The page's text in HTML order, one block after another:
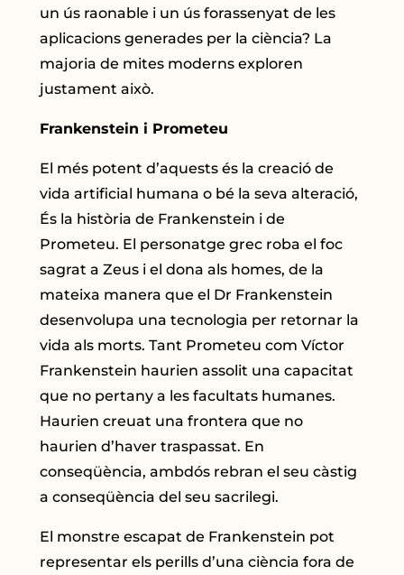
un ús raonable i un ús forassenyat de les
aplicacions generades per la ciència? La
majoria de mites moderns exploren
justament això.
Frankenstein i Prometeu
El més potent d’aquests és la creació de
vida artificial humana o bé la seva alteració,
És la història de Frankenstein i de
Prometeu. El personatge grec roba el foc
sagrat a Zeus i el dona als homes, de la
mateixa manera que el Dr Frankenstein
desenvolupa una tecnologia per retornar la
vida als morts. Tant Prometeu com Víctor
Frankenstein haurien assolit una capacitat
que no pertany a les facultats humanes.
Haurien creuat una frontera que no
haurien d’haver traspassat. En
conseqüència, ambdós rebran el seu càstig
a conseqüència del seu sacrilegi.
El monstre escapat de Frankenstein pot
representar els perills d’una ciència fora de